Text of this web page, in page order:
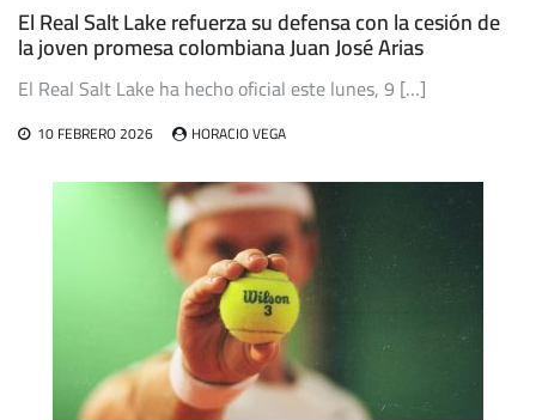
El Real Salt Lake refuerza su defensa con la cesión de
la joven promesa colombiana Juan José Arias
El Real Salt Lake ha hecho oficial este lunes, 9 […]
10 FEBRERO 2026 HORACIO VEGA